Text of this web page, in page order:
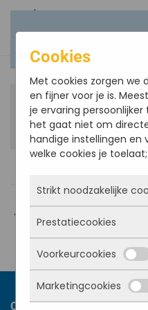
14
dec
Sing-In
13.30 - 16.00 uur
Over ons
Cookies
Met cookies zorgen we
en fijner voor je is.
je ervaring
het gaat niet om
handige instellingen en
welke cookies je
Strikt noodzakelijke
Deze cookies zorgen
überhaupt werkt. Ze
kunnen niet worden
ze alleen geplaatst
inloggen, een
privacyvoorkeuren
Prestatiecookies
Met deze cookies
bezocht wordt, waar
komen en welke
kunnen we de
Voorkeurcookies
Deze cookies
Bijvoorbeeld
Marketingcookies